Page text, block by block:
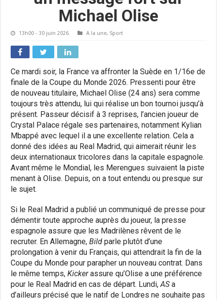
Michael Olise
13h00 - 30 juin 2026 A la une, Sport
Ce mardi soir, la France va affronter la Suède en 1/16e de
finale de la Coupe du Monde 2026. Pressenti pour être
de nouveau titulaire, Michael Olise (24 ans) sera comme
toujours très attendu, lui qui réalise un bon tournoi jusqu’à
présent. Passeur décisif à 3 reprises, l’ancien joueur de
Crystal Palace régale ses partenaires, notamment Kylian
Mbappé avec lequel il a une excellente relation. Cela a
donné des idées au Real Madrid, qui aimerait réunir les
deux internationaux tricolores dans la capitale espagnole.
Avant même le Mondial, les Merengues suivaient la piste
menant à Olise. Depuis, on a tout entendu ou presque sur
le sujet.
Si le Real Madrid a publié un communiqué de presse pour
démentir toute approche auprès du joueur, la presse
espagnole assure que les Madrilènes rêvent de le
recruter. En Allemagne,Bild parle plutôt d’une
prolongation à venir du Français, qui attendrait la fin de la
Coupe du Monde pour parapher un nouveau contrat. Dans
le même temps,Kickerassure qu’Olise a une préférence
pour le Real Madrid en cas de départ. Lundi,ASa
d’ailleurs précisé que le natif de Londres ne souhaite pas